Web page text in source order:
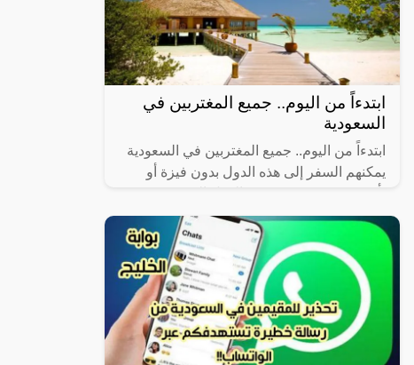
ابتدءاً من اليوم.. جميع المغتربين في
السعودية
ابتدءاً من اليوم.. جميع المغتربين في السعودية
يمكنهم السفر إلى هذه الدول بدون فيزة أو
نتعرف عليها في هذا المقال وجهات